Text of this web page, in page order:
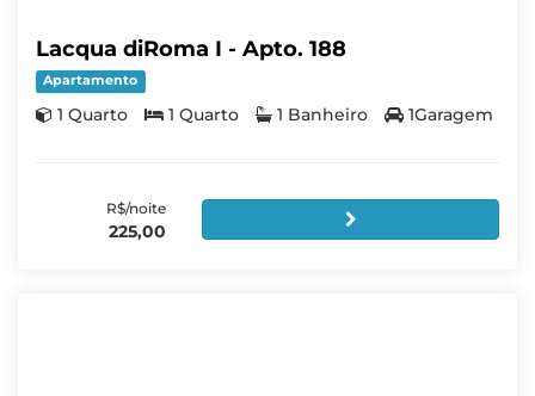
Lacqua diRoma I - Apto. 188
Apartamento
1 Quarto 1 Quarto 1 Banheiro 1Garagem
R$/noite
225,00